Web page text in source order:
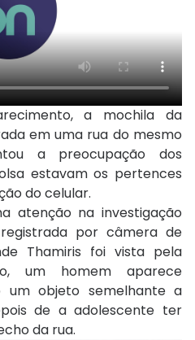
a mochila da
em uma rua do mesmo
a preocupação dos
estavam os pertences
do celular.
atenção na investigação
por câmera de
Thamiris foi vista pela
um homem aparece
um objeto semelhante a
de a adolescente ter
da rua.